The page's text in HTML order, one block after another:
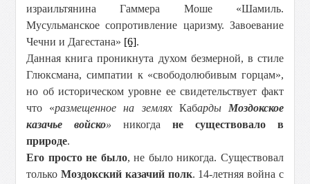
израильтянина Гаммера Моше «Шамиль.
Мусульманское сопротивление царизму. Завоевание
Чечни и Дагестана» [6].
Данная книга проникнута духом безмерной, в стиле
Глюксмана, симпатии к «свободолюбивым горцам»,
но об историческом уровне ее свидетельствует факт
что «размещенное на землях Кабарды Моздокское
казачье войско»никогда не существовало в
природе.
Его просто не было, не было никогда. Существовал
толькоМоздокский казачий полк. 14-летняя война с